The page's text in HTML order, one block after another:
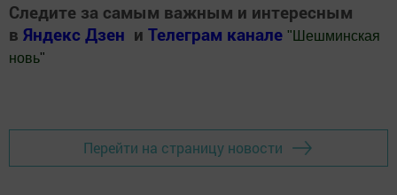
Следите за самым важным и интересным
в Яндекс Дзен и Телеграм канале " Шешминская
новь"
Перейти на страницу новости